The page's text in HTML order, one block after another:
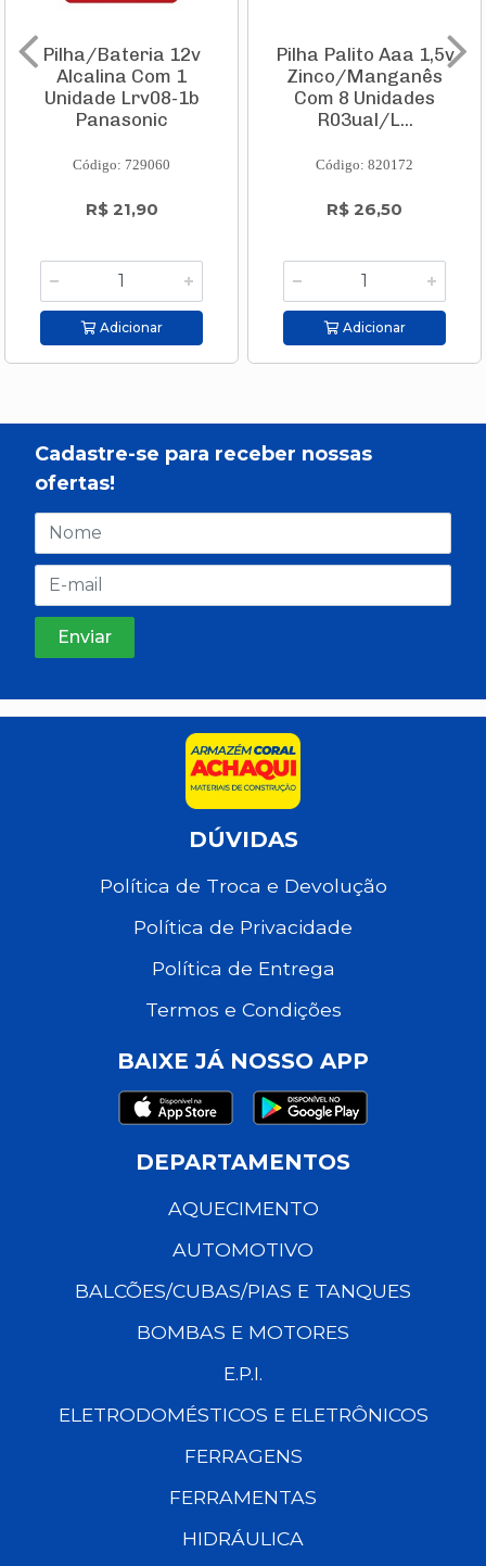
Pilha/Bateria 12v
Alcalina Com 1
Unidade Lrv08-1b
Panasonic
Código: 729060
R$ 21,90
Adicionar
Pilha Palito Aaa 1,5v
Zinco/Manganês
Com 8 Unidades
R03ual/L...
Código: 820172
R$ 26,50
Adicionar
Cadastre-se para receber nossas
ofertas!
DÚVIDAS
Política de Troca e Devolução
Política de Privacidade
Política de Entrega
Termos e Condições
BAIXE JÁ NOSSO APP
DEPARTAMENTOS
AQUECIMENTO
AUTOMOTIVO
BALCÕES/CUBAS/PIAS E TANQUES
BOMBAS E MOTORES
E.P.I.
ELETRODOMÉSTICOS E ELETRÔNICOS
FERRAGENS
FERRAMENTAS
HIDRÁULICA